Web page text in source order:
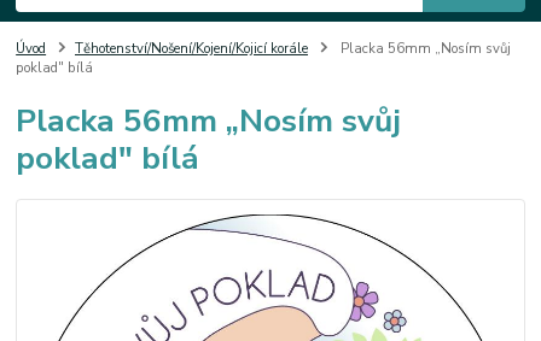
Úvod Těhotenství/Nošení/Kojení/Kojicí korále
Placka 56mm „Nosím svůj
poklad" bílá
Placka 56mm „Nosím svůj
poklad" bílá